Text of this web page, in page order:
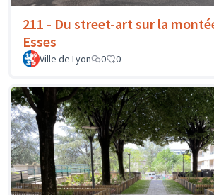
211 - Du street-art sur la
Esses
Ville de Lyon 0 0